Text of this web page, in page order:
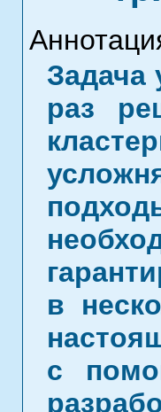
Задача
раз
в
с